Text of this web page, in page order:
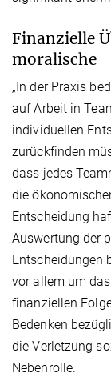
Finanzielle
moralische
„In der Praxis
auf Arbeit in
individuellen
zurückfinden
dass jedes
die
Entscheidung
Auswertung der
Entscheidungen
vor allem um
finanziellen
Bedenken
die Verletzung
Nebenrolle.